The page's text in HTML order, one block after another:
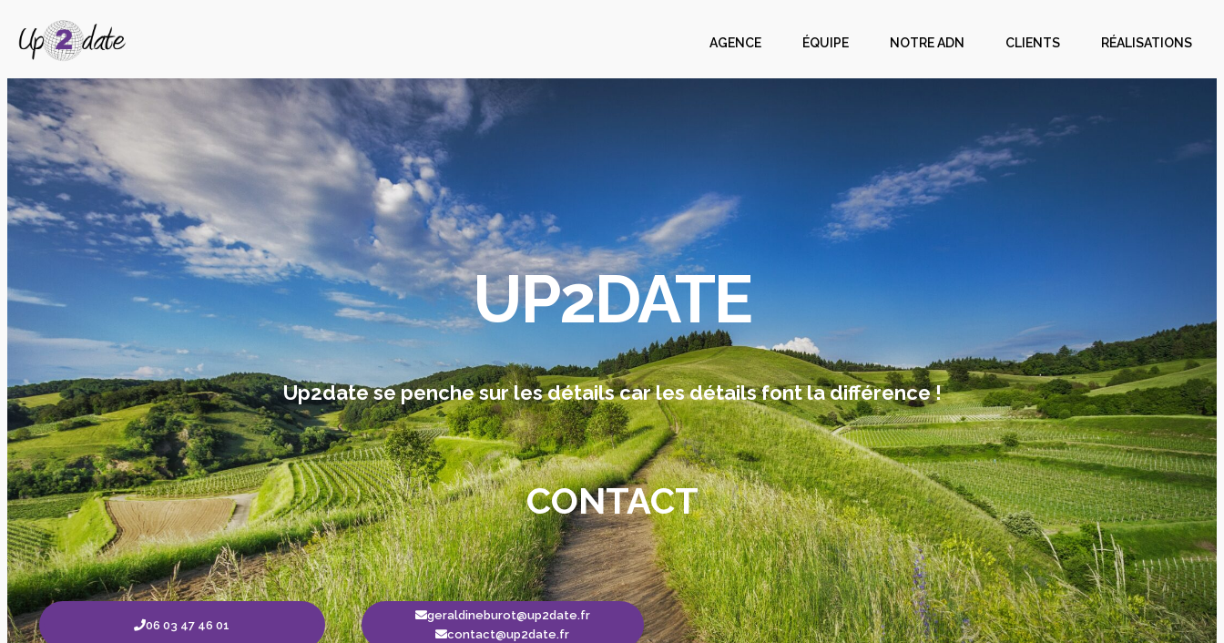
AGENCE ÉQUIPE NOTRE ADN CLIENTS RÉALISATIONS
UP2DATE
Up2date se penche sur les détails car les détails font la différence !
CONTACT
06 03 47 46 01
geraldineburot@up2date.fr
contact@up2date.fr